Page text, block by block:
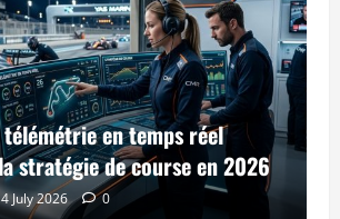
en temps réel
stratégie de course en 2026
July 2026 0